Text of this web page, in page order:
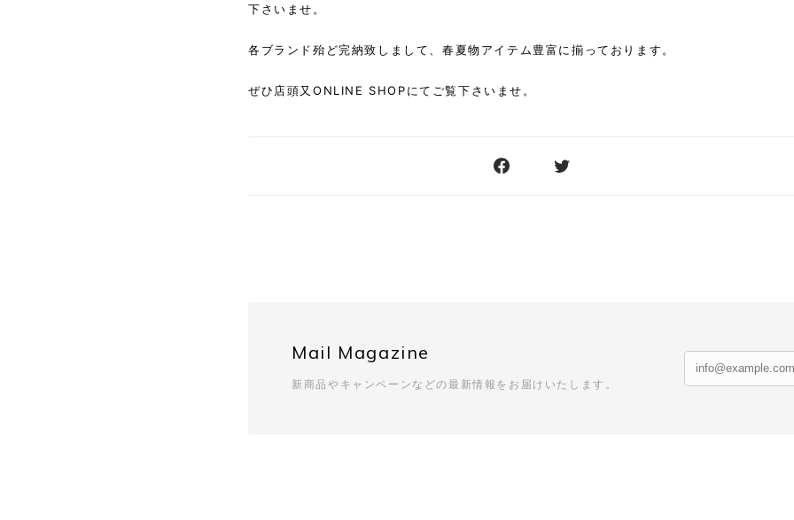
下さいませ。
各ブランド殆ど完納致しまして、春夏物アイテム豊富に揃っております。
ぜひ店頭又ONLINE SHOPにてご覧下さいませ。
Mail Magazine
新商品やキャンペーンなどの最新情報をお届けいたします。